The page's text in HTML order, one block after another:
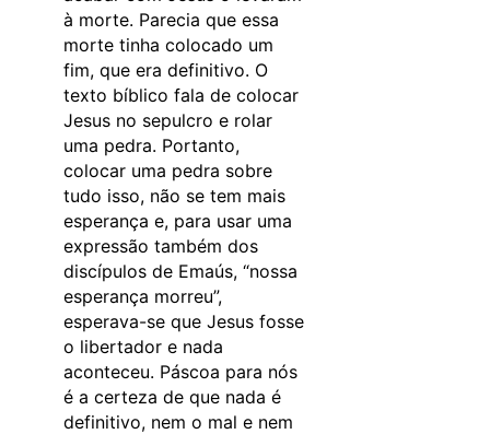
à morte. Parecia que essa
morte tinha colocado um
fim, que era definitivo. O
texto bíblico fala de colocar
Jesus no sepulcro e rolar
uma pedra. Portanto,
colocar uma pedra sobre
tudo isso, não se tem mais
esperança e, para usar uma
expressão também dos
discípulos de Emaús, “nossa
esperança morreu”,
esperava-se que Jesus fosse
o libertador e nada
aconteceu. Páscoa para nós
é a certeza de que nada é
definitivo, nem o mal e nem